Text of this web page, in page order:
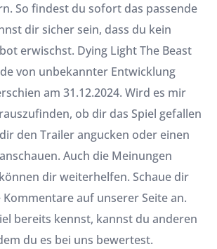
So findest du sofort das passende
dir sicher sein, dass du kein
erwischst. Dying Light The Beast
von unbekannter Entwicklung
am 31.12.2024. Wird es mir
ob dir das Spiel gefallen
den Trailer angucken oder einen
Auch die Meinungen
dir weiterhelfen. Schaue dir
auf unserer Seite an.
bereits kennst, kannst du anderen
du es bei uns bewertest.